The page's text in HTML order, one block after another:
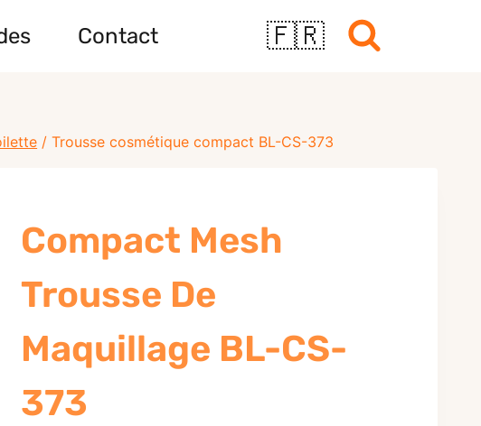
Contact 🇫🇷
/ Trousse cosmétique compact BL-CS-373
Compact Mesh
Trousse De
Maquillage BL-CS-
373